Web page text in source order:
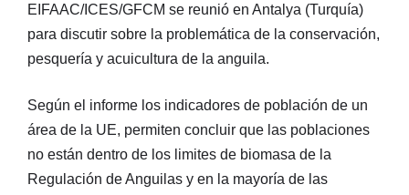
EIFAAC/ICES/GFCM se reunió en Antalya (Turquía)
para discutir sobre la problemática de la conservación,
pesquería y acuicultura de la anguila.
Según el informe los indicadores de población de un
área de la UE, permiten concluir que las poblaciones
no están dentro de los limites de biomasa de la
Regulación de Anguilas y en la mayoría de las